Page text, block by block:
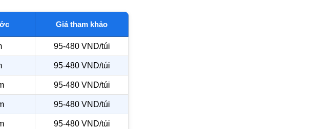
Giá tham khảo
95-480 VND/túi
95-480 VND/túi
95-480 VND/túi
95-480 VND/túi
95-480 VND/túi